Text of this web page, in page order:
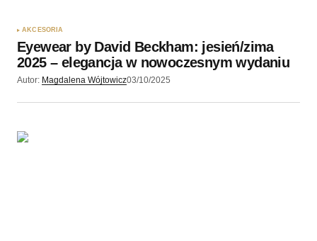
AKCESORIA
Eyewear by David Beckham: jesień/zima
2025 – elegancja w nowoczesnym wydaniu
Autor: Magdalena Wójtowicz03/10/2025